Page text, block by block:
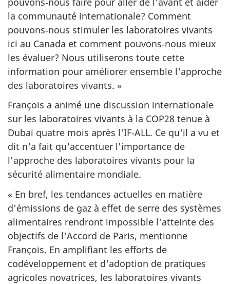
la communauté internationale? Comment
pouvons‑nous stimuler les laboratoires vivants
ici au Canada et comment pouvons‑nous mieux
les évaluer? Nous utiliserons toute cette
information pour améliorer ensemble l'approche
des laboratoires vivants. »
François a animé une discussion internationale
sur les laboratoires vivants à la COP28 tenue à
Dubaï quatre mois après l'IF‑ALL. Ce qu'il a vu et
dit n'a fait qu'accentuer l'importance de
l'approche des laboratoires vivants pour la
sécurité alimentaire mondiale.
« En bref, les tendances actuelles en matière
d'émissions de gaz à effet de serre des systèmes
alimentaires rendront impossible l'atteinte des
objectifs de l'Accord de Paris, mentionne
François. En amplifiant les efforts de
codéveloppement et d'adoption de pratiques
agricoles novatrices, les laboratoires vivants